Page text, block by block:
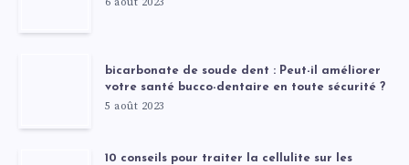
bicarbonate de soude dent : Peut-il améliorer
votre santé bucco-dentaire en toute sécurité ?
5 août 2023
10 conseils pour traiter la cellulite sur les